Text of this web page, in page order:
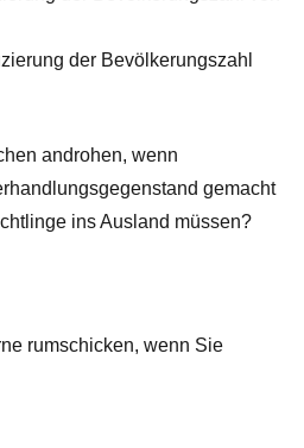
der Bevölkerungszahl
androhen, wenn
gemacht
ins Ausland müssen?
rumschicken, wenn Sie